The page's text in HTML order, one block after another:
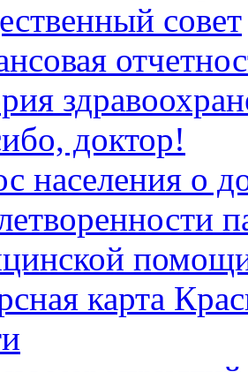
совет
доктор!
населения о
карта